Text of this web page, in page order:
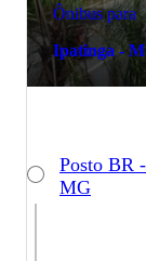
Ônibus para
Ipatinga -
Posto BR
MG